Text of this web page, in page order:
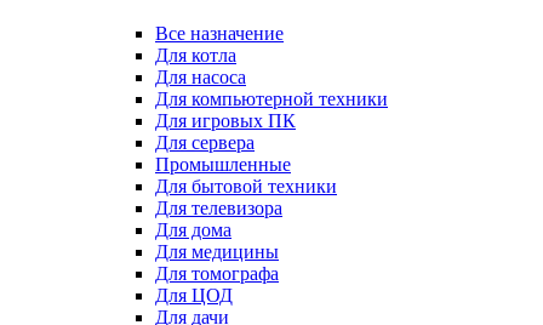
Все назначение
Для котла
Для насоса
Для компьютерной техники
Для игровых ПК
Для сервера
Промышленные
Для бытовой техники
Для телевизора
Для дома
Для медицины
Для томографа
Для ЦОД
Для дачи